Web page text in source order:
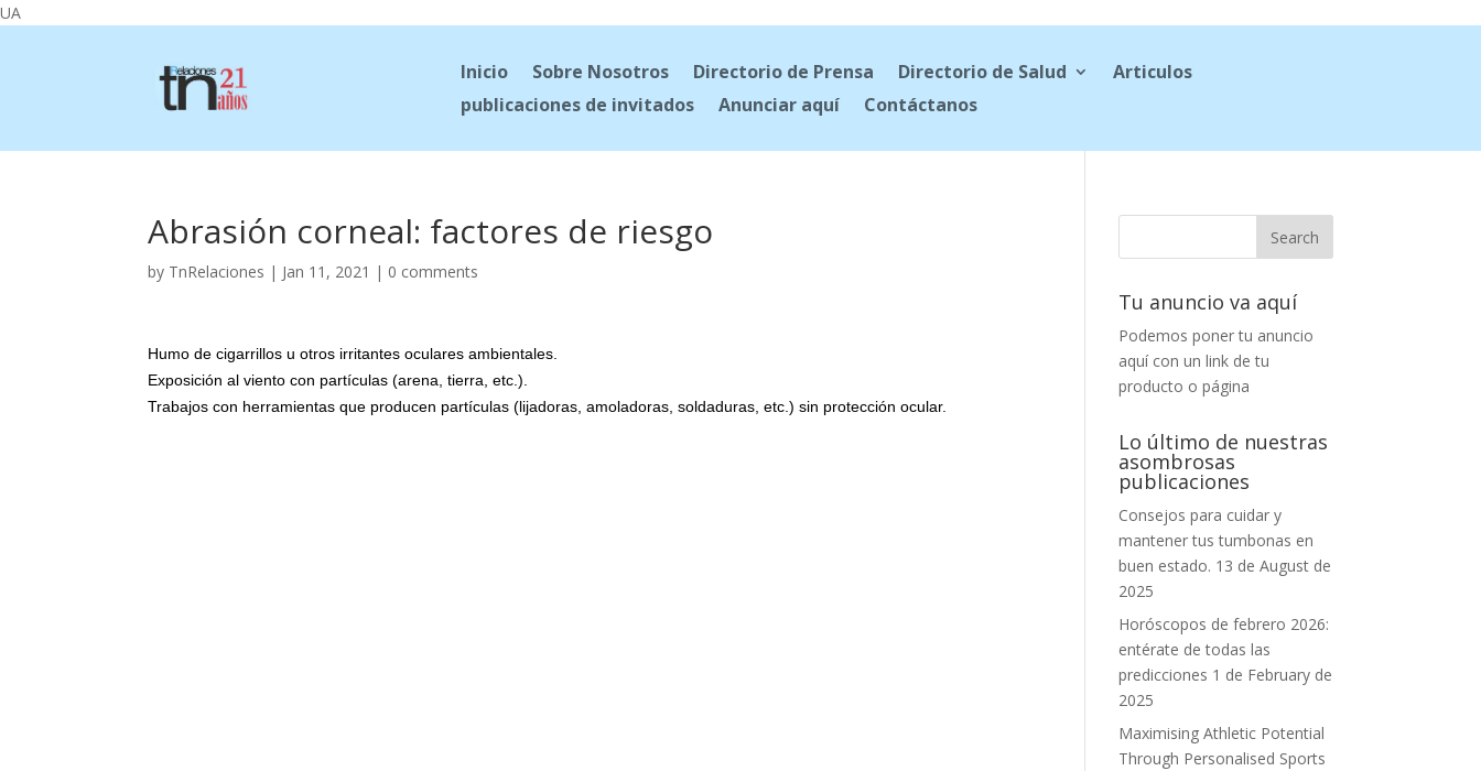
UA
Inicio Sobre Nosotros Directorio de Prensa Directorio de Salud
Articulos
publicaciones de invitados
Anunciar aquí Contáctanos
Abrasión corneal: factores de riesgo
by TnRelaciones | Jan 11, 2021 | 0 comments
Humo de cigarrillos u otros irritantes oculares ambientales.
Exposición al viento con partículas (arena, tierra, etc.).
Trabajos con herramientas que producen partículas (lijadoras, amoladoras, soldaduras, etc.) sin protección ocular.
Tu anuncio va aquí
Podemos poner tu anuncio
aquí con un link de tu
producto o página
Lo último de nuestras
asombrosas
publicaciones
Consejos para cuidar y
mantener tus tumbonas en
buen estado. 13 de August de
2025
Horóscopos de febrero 2026:
entérate de todas las
predicciones 1 de February de
2025
Maximising Athletic Potential
Through Personalised Sports